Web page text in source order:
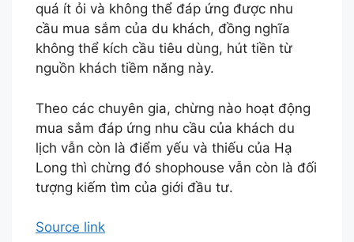
quá ít ỏi và không thể đáp ứng được nhu
cầu mua sắm của du khách, đồng nghĩa
không thể kích cầu tiêu dùng, hút tiền từ
nguồn khách tiềm năng này.
Theo các chuyên gia, chừng nào hoạt động
mua sắm đáp ứng nhu cầu của khách du
lịch vẫn còn là điểm yếu và thiếu của Hạ
Long thì chừng đó shophouse vẫn còn là đối
tượng kiếm tìm của giới đầu tư.
Source link